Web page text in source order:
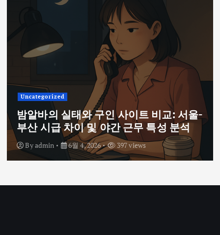
Uncategorized
밤알바의 실태와 구인 사이트 비교: 서울-
부산 시급 차이 및 야간 근무 특성 분석
Byadmin 6월 4, 2026 397 views